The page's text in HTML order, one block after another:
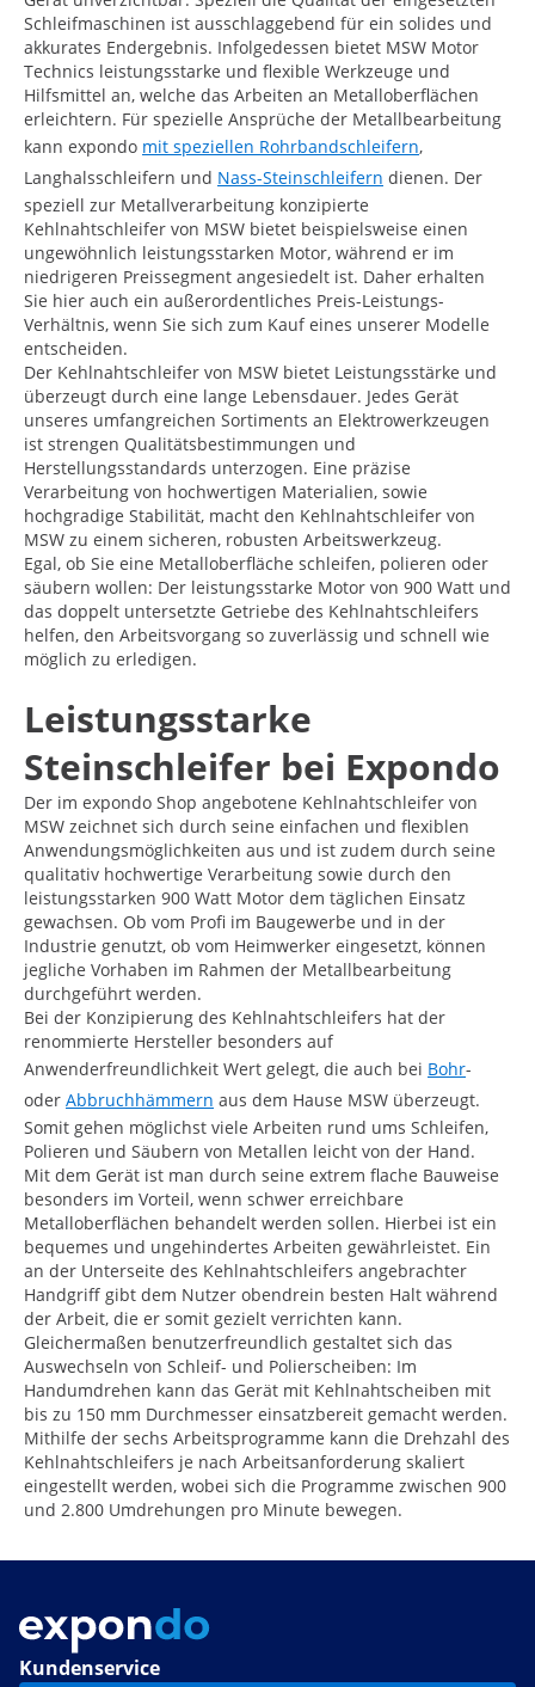
Schleifmaschinen ist ausschlaggebend für ein solides und
akkurates Endergebnis. Infolgedessen bietet MSW Motor
Technics leistungsstarke und flexible Werkzeuge und
Hilfsmittel an, welche das Arbeiten an Metalloberflächen
erleichtern. Für spezielle Ansprüche der Metallbearbeitung
kann expondo mit speziellen Rohrbandschleifern,
Langhalsschleifern und Nass-Steinschleifern dienen. Der
speziell zur Metallverarbeitung konzipierte
Kehlnahtschleifer von MSW bietet beispielsweise einen
ungewöhnlich leistungsstarken Motor, während er im
niedrigeren Preissegment angesiedelt ist. Daher erhalten
Sie hier auch ein außerordentliches Preis-Leistungs-
Verhältnis, wenn Sie sich zum Kauf eines unserer Modelle
entscheiden.
Der Kehlnahtschleifer von MSW bietet Leistungsstärke und
überzeugt durch eine lange Lebensdauer. Jedes Gerät
unseres umfangreichen Sortiments an Elektrowerkzeugen
ist strengen Qualitätsbestimmungen und
Herstellungsstandards unterzogen. Eine präzise
Verarbeitung von hochwertigen Materialien, sowie
hochgradige Stabilität, macht den Kehlnahtschleifer von
MSW zu einem sicheren, robusten Arbeitswerkzeug.
Egal, ob Sie eine Metalloberfläche schleifen, polieren oder
säubern wollen: Der leistungsstarke Motor von 900 Watt und
das doppelt untersetzte Getriebe des Kehlnahtschleifers
helfen, den Arbeitsvorgang so zuverlässig und schnell wie
möglich zu erledigen.
Leistungsstarke
Steinschleifer bei Expondo
Der im expondo Shop angebotene Kehlnahtschleifer von
MSW zeichnet sich durch seine einfachen und flexiblen
Anwendungsmöglichkeiten aus und ist zudem durch seine
qualitativ hochwertige Verarbeitung sowie durch den
leistungsstarken 900 Watt Motor dem täglichen Einsatz
gewachsen. Ob vom Profi im Baugewerbe und in der
Industrie genutzt, ob vom Heimwerker eingesetzt, können
jegliche Vorhaben im Rahmen der Metallbearbeitung
durchgeführt werden.
Bei der Konzipierung des Kehlnahtschleifers hat der
renommierte Hersteller besonders auf
Anwenderfreundlichkeit Wert gelegt, die auch bei Bohr-
oder Abbruchhämmern aus dem Hause MSW überzeugt.
Somit gehen möglichst viele Arbeiten rund ums Schleifen,
Polieren und Säubern von Metallen leicht von der Hand.
Mit dem Gerät ist man durch seine extrem flache Bauweise
besonders im Vorteil, wenn schwer erreichbare
Metalloberflächen behandelt werden sollen. Hierbei ist ein
bequemes und ungehindertes Arbeiten gewährleistet. Ein
an der Unterseite des Kehlnahtschleifers angebrachter
Handgriff gibt dem Nutzer obendrein besten Halt während
der Arbeit, die er somit gezielt verrichten kann.
Gleichermaßen benutzerfreundlich gestaltet sich das
Auswechseln von Schleif- und Polierscheiben: Im
Handumdrehen kann das Gerät mit Kehlnahtscheiben mit
bis zu 150 mm Durchmesser einsatzbereit gemacht werden.
Mithilfe der sechs Arbeitsprogramme kann die Drehzahl des
Kehlnahtschleifers je nach Arbeitsanforderung skaliert
eingestellt werden, wobei sich die Programme zwischen 900
und 2.800 Umdrehungen pro Minute bewegen.
Kundenservice